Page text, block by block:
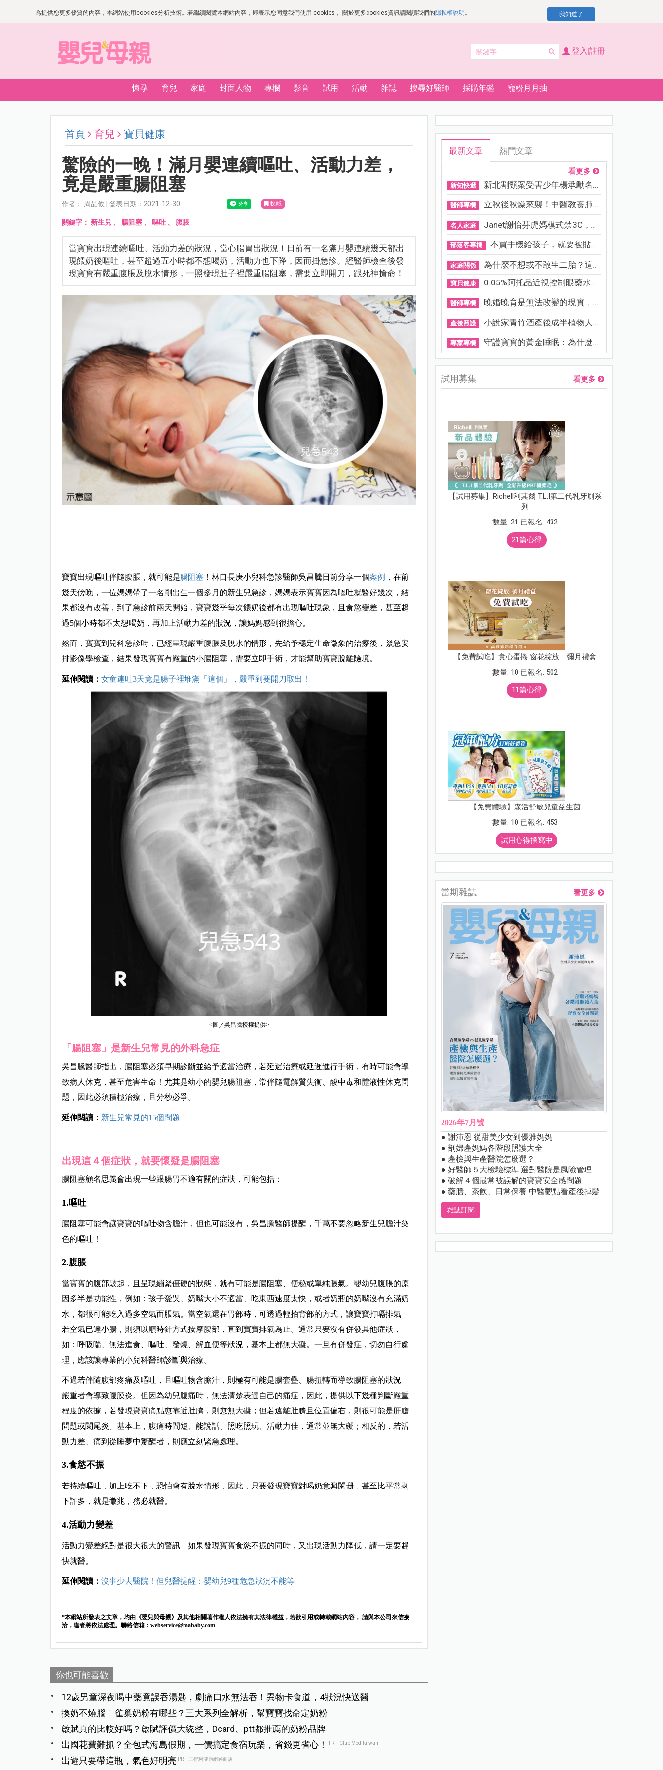
為提供您更多優質的內容，本網站使用cookies分析技術。若繼續閱覽本網站內容，即表示您同意我們使用 cookies， 關於更多cookies資訊請閱讀我們的隱私權說明 。 我知道了
登入|註冊
懷孕 育兒 家庭 封面人物 專欄 影音 試用 活動 雜誌 搜尋好醫師 採購年鑑 寵粉月月抽
首頁 育兒 寶貝健康
驚險的一晚！滿月嬰連續嘔吐、活動力差，
竟是嚴重腸阻塞
作者： 周品攸 | 發表日期：2021-12-30 收藏
關鍵字： 新生兒、 腸阻塞、 嘔吐、 腹脹
當寶寶出現連續嘔吐、活動力差的狀況，當心腸胃出狀況！日前有一名滿月嬰連續幾天都出
現餵奶後嘔吐，甚至超過五小時都不想喝奶，活動力也下降，因而掛急診。經醫師檢查後發
現寶寶有嚴重腹脹及脫水情形，一照發現肚子裡嚴重腸阻塞，需要立即開刀，跟死神搶命！
寶寶出現嘔吐伴隨腹脹，就可能是腸阻塞 ！林口長庚小兒科急診醫師吳昌騰日前分享一個案例 ，在前
幾天傍晚，一位媽媽帶了一名剛出生一個多月的新生兒急診，媽媽表示寶寶因為嘔吐就醫好幾次，結
果都沒有改善，到了急診前兩天開始，寶寶幾乎每次餵奶後都有出現嘔吐現象，且食慾變差，甚至超
過5個小時都不太想喝奶，再加上活動力差的狀況，讓媽媽感到很擔心。
然而，寶寶到兒科急診時，已經呈現嚴重腹脹及脫水的情形，先給予穩定生命徵象的治療後，緊急安
排影像學檢查，結果發現寶寶有嚴重的小腸阻塞，需要立即手術，才能幫助寶寶脫離險境。
延伸閱讀： 女童連吐3天竟是腸子裡堆滿「這個」，嚴重到要開刀取出！
<圖／吳昌騰授權提供>
「腸阻塞」是新生兒常見的外科急症
吳昌騰醫師指出，腸阻塞必須早期診斷並給予適當治療，若延遲治療或延遲進行手術，有時可能會導
致病人休克，甚至危害生命！尤其是幼小的嬰兒腸阻塞，常伴隨電解質失衡、酸中毒和體液性休克問
題，因此必須積極治療，且分秒必爭。
延伸閱讀： 新生兒常見的15個問題
出現這４個症狀，就要懷疑是腸阻塞
腸阻塞顧名思義會出現一些跟腸胃不適有關的症狀，可能包括：
1.嘔吐
腸阻塞可能會讓寶寶的嘔吐物含膽汁，但也可能沒有，吳昌騰醫師提醒，千萬不要忽略新生兒膽汁染
色的嘔吐！
2.腹脹
當寶寶的腹部鼓起，且呈現繃緊僵硬的狀態，就有可能是腸阻塞、便秘或單純脹氣。嬰幼兒腹脹的原
因多半是功能性，例如：孩子愛哭、奶嘴大小不適當、吃東西速度太快，或者奶瓶的奶嘴沒有充滿奶
水，都很可能吃入過多空氣而脹氣。當空氣還在胃部時，可透過輕拍背部的方式，讓寶寶打嗝排氣；
若空氣已達小腸，則須以順時針方式按摩腹部，直到寶寶排氣為止。通常只要沒有併發其他症狀，
如：呼吸喘、無法進食、嘔吐、發燒、解血便等狀況，基本上都無大礙。一旦有併發症，切勿自行處
理，應該讓專業的小兒科醫師診斷與治療。
不過若伴隨腹部疼痛及嘔吐，且嘔吐物含膽汁，則極有可能是腸套疊、腸扭轉而導致腸阻塞的狀況，
嚴重者會導致腹膜炎。但因為幼兒腹痛時，無法清楚表達自己的痛症，因此，提供以下幾種判斷嚴重
程度的依據，若發現寶寶痛點愈靠近肚臍，則愈無大礙；但若遠離肚臍且位置偏右，則很可能是肝膽
問題或闌尾炎。基本上，腹痛時間短、能說話、照吃照玩、活動力佳，通常並無大礙；相反的，若活
動力差、痛到從睡夢中驚醒者，則應立刻緊急處理。
3.食慾不振
若持續嘔吐，加上吃不下，恐怕會有脫水情形，因此，只要發現寶寶對喝奶意興闌珊，甚至比平常剩
下許多，就是徵兆，務必就醫。
4.活動力變差
活動力變差絕對是很大很大的警訊，如果發現寶寶食慾不振的同時，又出現活動力降低，請一定要趕
快就醫。
延伸閱讀： 沒事少去醫院！但兒醫提醒：嬰幼兒9種危急狀況不能等
*本網站所發表之文章，均由《嬰兒與母親》及其他相關著作權人依法擁有其法律權益，若欲引用或轉載網站內容， 請與本公司來信接
洽，違者將依法處理。聯絡信箱： webservice@mababy.com
你也可能喜歡
12歲男童深夜喝中藥竟誤吞湯匙，劇痛口水無法吞！異物卡食道，4狀況快送醫
換奶不燒腦！雀巢奶粉有哪些？三大系列全解析，幫寶寶找命定奶粉
啟賦真的比較好嗎？啟賦評價大統整，Dcard、ptt都推薦的奶粉品牌
出國花費難抓？全包式海島假期，一價搞定食宿玩樂，省錢更省心！
PR・Club Med Taiwan
出遊只要帶這瓶，氣色好明亮 PR・三得利健康網路商店
最新文章 熱門文章
看更多
新知快遞 新北割頸案受害少年楊承勳名...
醫師專欄 立秋後秋燥來襲！中醫教養肺...
名人家庭 Janet謝怡芬虎媽模式禁3C，看...
部落客專欄 不買手機給孩子，就要被貼「...
家庭關係 為什麼不想或不敢生二胎？這8...
寶貝健康 0.05%阿托品近視控制眼藥水納...
醫師專欄 晚婚晚育是無法改變的現實，...
產後照護 小說家青竹酒產後成半植物人...
專家專欄 守護寶寶的黃金睡眠：為什麼...
試用募集 看更多
【試用募集】Richell利其爾 T.L.I第二代乳牙刷系
列
數量: 21 已報名: 432
21篇心得
【免費試吃】實心蛋捲 窗花綻放｜彌月禮盒
數量: 10 已報名: 502
11篇心得
【免費體驗】森活舒敏兒童益生菌
數量: 10 已報名: 453
試用心得撰寫中
當期雜誌 看更多
2026年7月號
● 謝沛恩 從甜美少女到優雅媽媽
● 剖婦產媽媽各階段照護大全
● 產檢與生產醫院怎麼選？
● 好醫師５大檢驗標準 選對醫院是風險管理
● 破解４個最常被誤解的寶寶安全感問題
● 藥膳、茶飲、日常保養 中醫觀點看產後掉髮
雜誌訂閱